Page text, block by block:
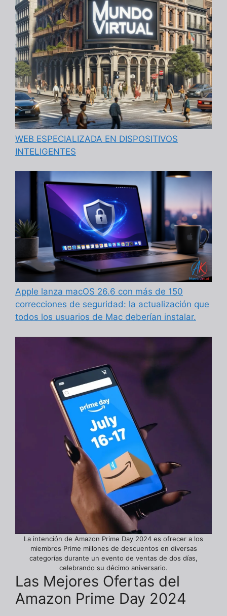
WEB ESPECIALIZADA EN DISPOSITIVOS
INTELIGENTES
Apple lanza macOS 26.6 con más de 150
correcciones de seguridad: la actualización que
todos los usuarios de Mac deberían instalar.
La intención de Amazon Prime Day 2024 es ofrecer a los
miembros Prime millones de descuentos en diversas
categorías durante un evento de ventas de dos días,
celebrando su décimo aniversario.
Las Mejores Ofertas del
Amazon Prime Day 2024